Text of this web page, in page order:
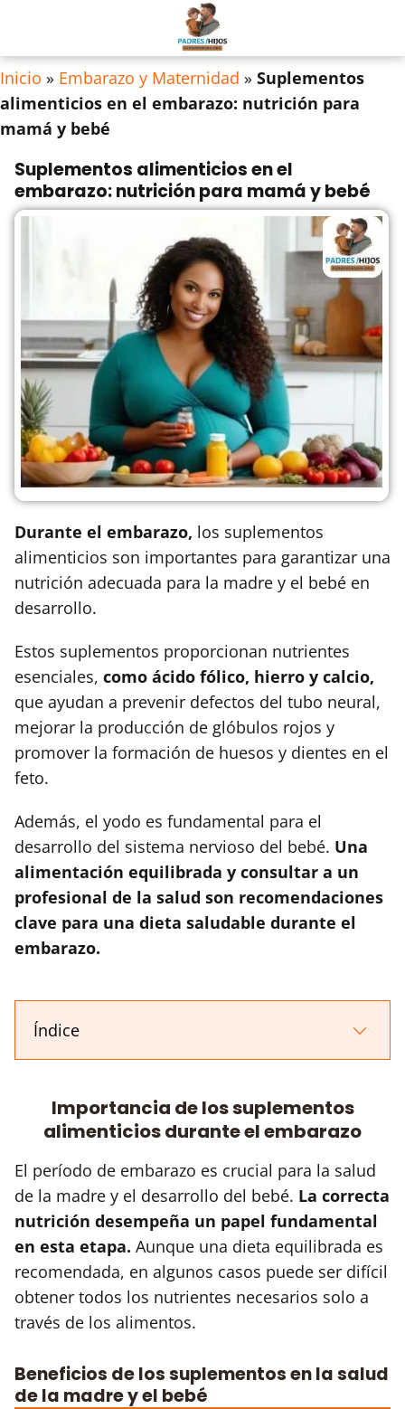
Inicio » Embarazo y Maternidad » Suplementos
alimenticios en el embarazo: nutrición para
mamá y bebé
Suplementos alimenticios en el
embarazo: nutrición para mamá y bebé
Durante el embarazo, los suplementos
alimenticios son importantes para garantizar una
nutrición adecuada para la madre y el bebé en
desarrollo.
Estos suplementos proporcionan nutrientes
esenciales, como ácido fólico, hierro y calcio,
que ayudan a prevenir defectos del tubo neural,
mejorar la producción de glóbulos rojos y
promover la formación de huesos y dientes en el
feto.
Además, el yodo es fundamental para el
desarrollo del sistema nervioso del bebé. Una
alimentación equilibrada y consultar a un
profesional de la salud son recomendaciones
clave para una dieta saludable durante el
embarazo.
Índice
Importancia de los suplementos
alimenticios durante el embarazo
El período de embarazo es crucial para la salud
de la madre y el desarrollo del bebé. La correcta
nutrición desempeña un papel fundamental
en esta etapa. Aunque una dieta equilibrada es
recomendada, en algunos casos puede ser difícil
obtener todos los nutrientes necesarios solo a
través de los alimentos.
Beneficios de los suplementos en la salud
de la madre y el bebé